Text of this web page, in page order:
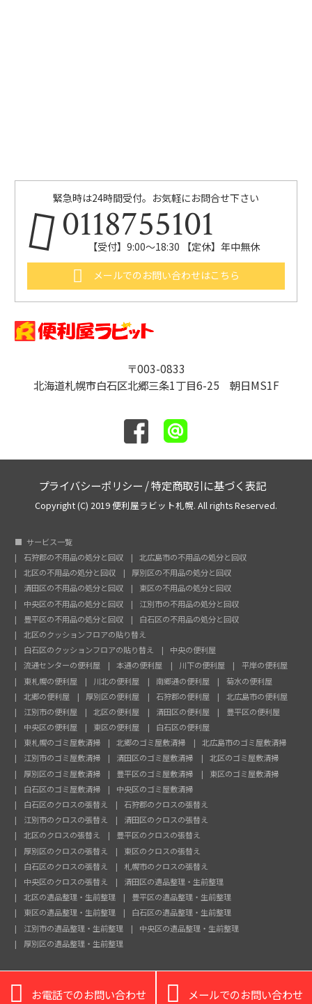
〒003-0833
北海道札幌市白石区北郷三条1丁目6-25 朝日MS1F
緊急時は24時間受付。お気軽にお問合せ下さい
0118755101
【受付】9:00～18:30 【定休】年中無休
メールでのお問い合わせはこちら
プライバシーポリシー /特定商取引に基づく表記
Copyright (C) 2019 便利屋ラビット札幌. All rights Reserved.
サービス一覧
石狩郡の不用品の処分と回収
北広島市の不用品の処分と回収
北区の不用品の処分と回収
厚別区の不用品の処分と回収
清田区の不用品の処分と回収
東区の不用品の処分と回収
中央区の不用品の処分と回収
江別市の不用品の処分と回収
豊平区の不用品の処分と回収
白石区の不用品の処分と回収
北区のクッションフロアの貼り替え
白石区のクッションフロアの貼り替え
中央の便利屋
流通センターの便利屋
本通の便利屋 川下の便利屋
平岸の便利屋
東札幌の便利屋
川北の便利屋 南郷通の便利屋
菊水の便利屋
北郷の便利屋
厚別区の便利屋 石狩郡の便利屋
北広島市の便利屋
江別市の便利屋
北区の便利屋 清田区の便利屋
豊平区の便利屋
中央区の便利屋
東区の便利屋
白石区の便利屋
東札幌のゴミ屋敷清掃
北郷のゴミ屋敷清掃
北広島市のゴミ屋敷清掃
江別市のゴミ屋敷清掃
清田区のゴミ屋敷清掃
北区のゴミ屋敷清掃
厚別区のゴミ屋敷清掃
豊平区のゴミ屋敷清掃
東区のゴミ屋敷清掃
白石区のゴミ屋敷清掃
中央区のゴミ屋敷清掃
白石区のクロスの張替え
石狩郡のクロスの張替え
江別市のクロスの張替え
清田区のクロスの張替え
北区のクロスの張替え
豊平区のクロスの張替え
厚別区のクロスの張替え
東区のクロスの張替え
白石区のクロスの張替え
札幌市のクロスの張替え
中央区のクロスの張替え
清田区の遺品整理・生前整理
北区の遺品整理・生前整理
豊平区の遺品整理・生前整理
東区の遺品整理・生前整理
白石区の遺品整理・生前整理
江別市の遺品整理・生前整理
中央区の遺品整理・生前整理
厚別区の遺品整理・生前整理
 お電話でのお問い合わせ  メールでのお問い合わせ